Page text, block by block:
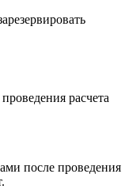
расчета
после проведения